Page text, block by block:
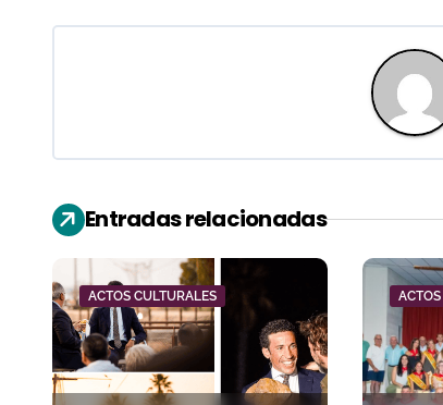
v
a
c
ó
n
d
Entradas relacionadas
ACTOS CULTURALES